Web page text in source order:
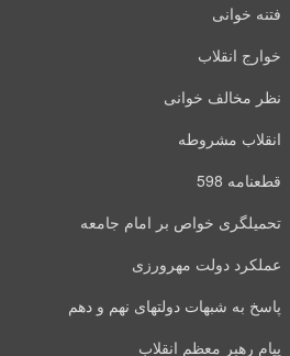
فتنه خوانی
خوارج انقلاب
نظر مخالف خوانی
انقلاب مشروطه
قطعنامه 598
تحمیلگری خواص بر امام جامعه
عملکرد دولت مهرورزی
پاسخ به شبهات دولتهای نهم و دهم
پیام رهبر معظم انقلاب